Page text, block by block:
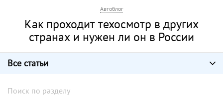
Автоблог
Как проходит техосмотр в других
странах и нужен ли он в России
Все статьи